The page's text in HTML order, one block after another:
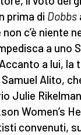
prima di Dobbs
c’è niente
a uno
a lui, la
Alito,
Julie
Women’s
convenuti,